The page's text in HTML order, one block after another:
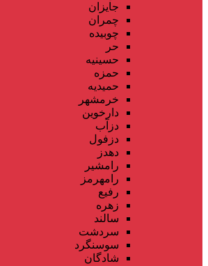
جایزان
چمران
چوبیده
حر
حسینیه
حمزه
حمیدیه
خرمشهر
دارخوین
دزآب
دزفول
دهدز
رامشیر
رامهرمز
رفیع
زهره
سالند
سردشت
سوسنگرد
شادگان